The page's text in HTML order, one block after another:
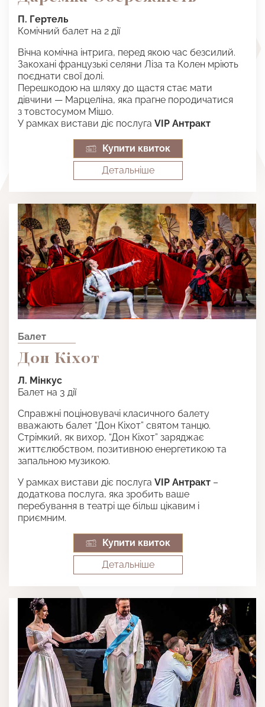
П. Гертель
Комічний балет на 2 дії
Вічна комічна інтрига, перед якою час безсилий.
Закохані французькі селяни Ліза та Колен мріють
поєднати свої долі.
Перешкодою на шляху до щастя стає мати
дівчини — Марцеліна, яка прагне породичатися
з товстосумом Мішо.
У рамках вистави діє послуга VIP Антракт
Купити квиток
Детальнiше
Балет
Дон Кіхот
Л. Мінкус
Балет на 3 дії
Справжні поціновувачі класичного балету
вважають балет “Дон Кіхот” святом танцю.
Стрімкий, як вихор, “Дон Кіхот” заряджає
життєлюбством, позитивною енергетикою та
запальною музикою.
У рамках вистави діє послуга VIP Антракт –
додаткова послуга, яка зробить ваше
перебування в театрі ще більш цікавим і
приємним.
Купити квиток
Детальнiше